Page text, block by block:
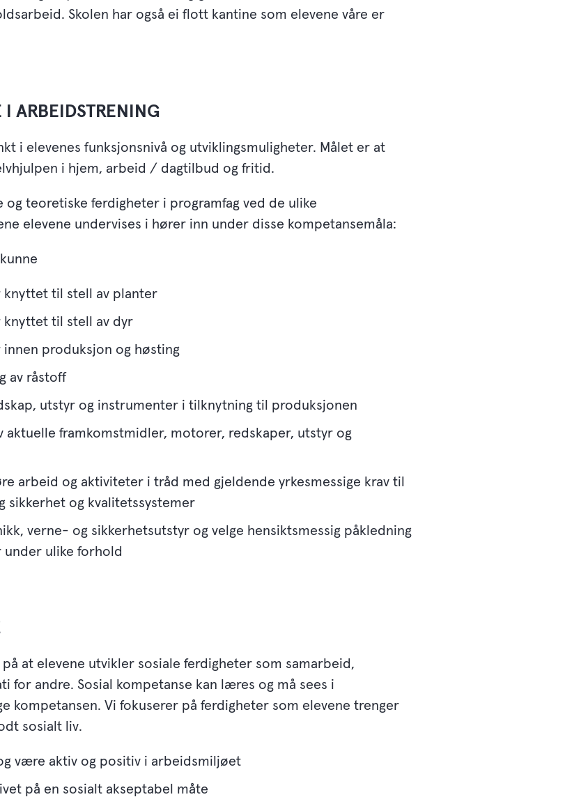
Skolen har også ei flott kantine som elevene våre er
ARBEIDSTRENING
i elevenes funksjonsnivå og utviklingsmuligheter. Målet er at
i hjem, arbeid / dagtilbud og fritid.
og teoretiske ferdigheter i programfag ved de ulike
elevene undervises i hører inn under disse kompetansemåla:
til stell av planter
knyttet til stell av dyr
produksjon og høsting
av råstoff
utstyr og instrumenter i tilknytning til produksjonen
aktuelle framkomstmidler, motorer, redskaper, utstyr og
arbeid og aktiviteter i tråd med gjeldende yrkesmessige krav til
sikkerhet og kvalitetssystemer
verne- og sikkerhetsutstyr og velge hensiktsmessig påkledning
ulike forhold
at elevene utvikler sosiale ferdigheter som samarbeid,
for andre. Sosial kompetanse kan læres og må sees i
kompetansen. Vi fokuserer på ferdigheter som elevene trenger
sosialt liv.
være aktiv og positiv i arbeidsmiljøet
på en sosialt akseptabel måte